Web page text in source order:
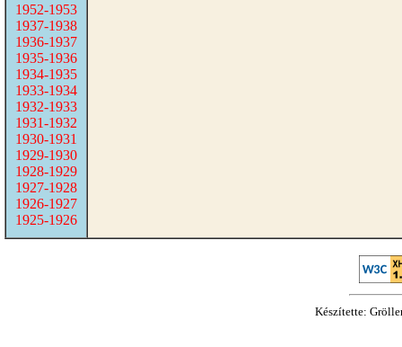
1952-1953
1937-1938
1936-1937
1935-1936
1934-1935
1933-1934
1932-1933
1931-1932
1930-1931
1929-1930
1928-1929
1927-1928
1926-1927
1925-1926
Készítette: